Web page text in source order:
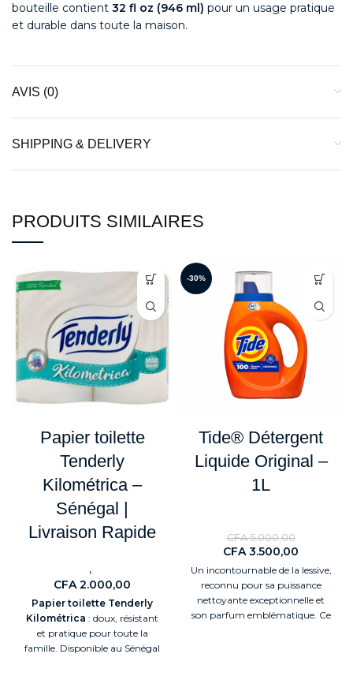
bouteille contient 32 fl oz (946 ml) pour un usage pratique
et durable dans toute la maison.
AVIS (0)
SHIPPING & DELIVERY
PRODUITS SIMILAIRES
Papier toilette
Tenderly
Kilométrica –
Sénégal |
Livraison Rapide
,
CFA2.000,00
Papier toilette Tenderly
Kilométrica : doux, résistant
et pratique pour toute la
famille. Disponible au Sénégal
-30%
Tide® Détergent
Liquide Original –
1L
CFA5.000,00
CFA3.500,00
Un incontournable de la lessive,
reconnu pour sa puissance
nettoyante exceptionnelle et
son parfum emblématique. Ce